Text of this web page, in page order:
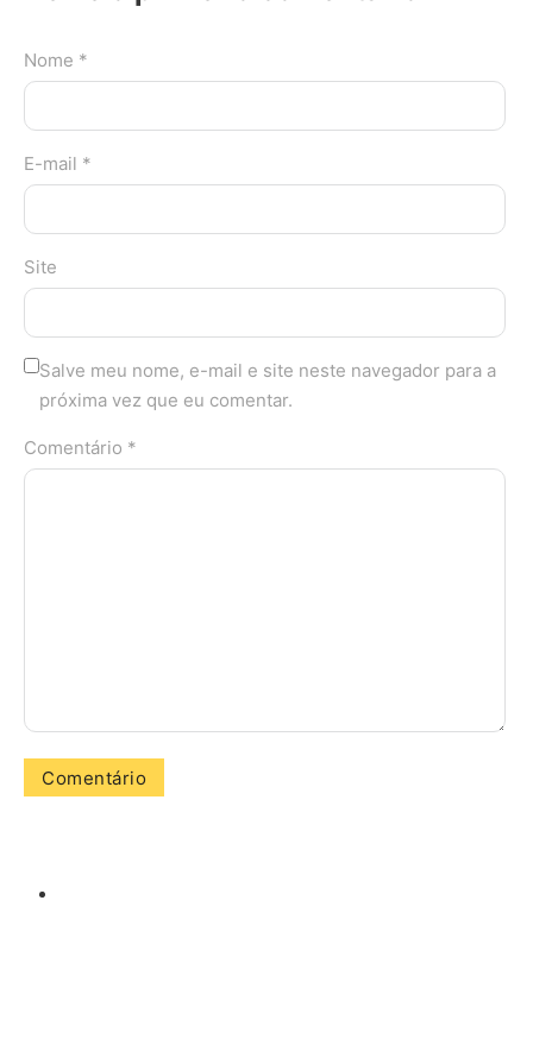
Nome *
E-mail *
Site
Salve meu nome, e-mail e site neste navegador para a
próxima vez que eu comentar.
Comentário *